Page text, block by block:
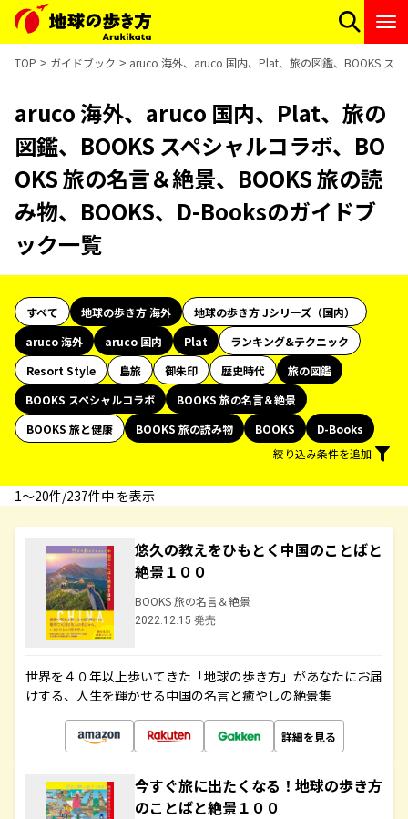
TOP ガイドブック aruco 海外、aruco 国内、Plat、旅の図鑑、BOOKS ス
aruco 海外、aruco 国内、Plat、旅の
図鑑、BOOKS スペシャルコラボ、BO
OKS 旅の名言＆絶景、BOOKS 旅の読
み物、BOOKS、D-Booksのガイドブ
ック一覧
すべて 地球の歩き方 海外
地球の歩き方 Jシリーズ（国内）
aruco 海外
aruco 国内 Plat
ランキング&テクニック
Resort Style
島旅 御朱印 歴史時代
旅の図鑑
BOOKS スペシャルコラボ
BOOKS 旅の名言＆絶景
BOOKS 旅と健康
BOOKS 旅の読み物 BOOKS
D-Books
絞り込み条件を追加
1〜20件/237件中 を表示
悠久の教えをひもとく中国のことばと
絶景１００
BOOKS 旅の名言＆絶景
2022.12.15 発売
世界を４０年以上歩いてきた「地球の歩き方」があなたにお届
けする、人生を輝かせる中国の名言と癒やしの絶景集
詳細を見る
今すぐ旅に出たくなる！地球の歩き方
のことばと絶景１００